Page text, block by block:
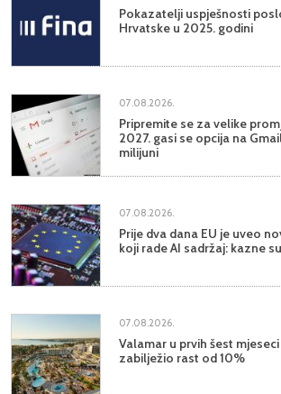
Pokazatelji uspješnosti
Hrvatske u 2025. godini
07.08.2026.
Pripremite se za velike
2027. gasi se opcija na
milijuni
07.08.2026.
Prije dva dana EU je uveo
koji rade AI sadržaj: kazne
07.08.2026.
Valamar u prvih šest
zabilježio rast od 10%